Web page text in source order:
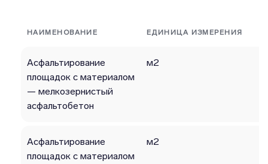
НАИМЕНОВАНИЕ ЕДИНИЦА ИЗМЕРЕНИЯ
Асфальтирование
площадок с материалом
— мелкозернистый
асфальтобетон
м2
Асфальтирование
площадок с материалом
м2